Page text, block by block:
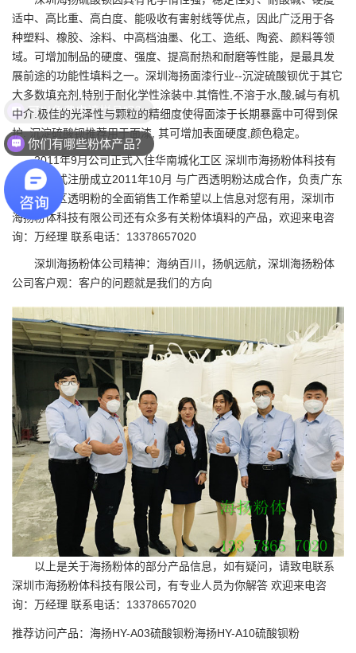
适中、高比重、高白度、能吸收有害射线等优点，因此广泛用于各
种塑料、橡胶、涂料、中高档油墨、化工、造纸、陶瓷、颜料等领
域。可增加制品的硬度、强度、提高耐热和耐磨等性能，是最具发
展前途的功能性填料之一。深圳海扬面漆行业--沉淀硫酸钡优于其它
大多数填充剂,特别于耐化学性涂装中.其惰性,不溶于水,酸,碱与有机
中介.极佳的光泽性与颗粒的精细度使得面漆于长期暴露中可得到保
护. 沉淀硫酸钡推荐用于面漆, 其可增加表面硬度,颜色稳定。
2011年9月公司正式入住华南城化工区 深圳市海扬粉体科技有
限公司正式注册成立2011年10月 与广西透明粉达成合作，负责广东
珠三角地区透明粉的全面销售工作希望以上信息对您有用，深圳市
海扬粉体科技有限公司还有众多有关粉体填料的产品，欢迎来电咨
询：万经理 联系电话：13378657020
深圳海扬粉体公司精神：海纳百川，扬帆远航，深圳海扬粉体
公司客户观：客户的问题就是我们的方向
以上是关于海扬粉体的部分产品信息，如有疑问，请致电联系
深圳市海扬粉体科技有限公司，有专业人员为你解答 欢迎来电咨
询：万经理 联系电话：13378657020
推荐访问产品： 海扬HY-A03硫酸钡粉海扬HY-A10硫酸钡粉
你们有哪些粉体产品？
可以免费申请样品吗？